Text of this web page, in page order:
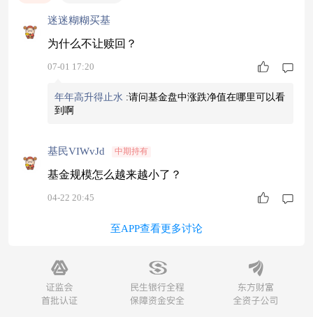
迷迷糊糊买基
为什么不让赎回？
07-01 17:20
年年高升得止水 :请问基金盘中涨跌净值在哪里可以看
到啊
基民VIWvJd 中期持有
基金规模怎么越来越小了？
04-22 20:45
至APP查看更多讨论